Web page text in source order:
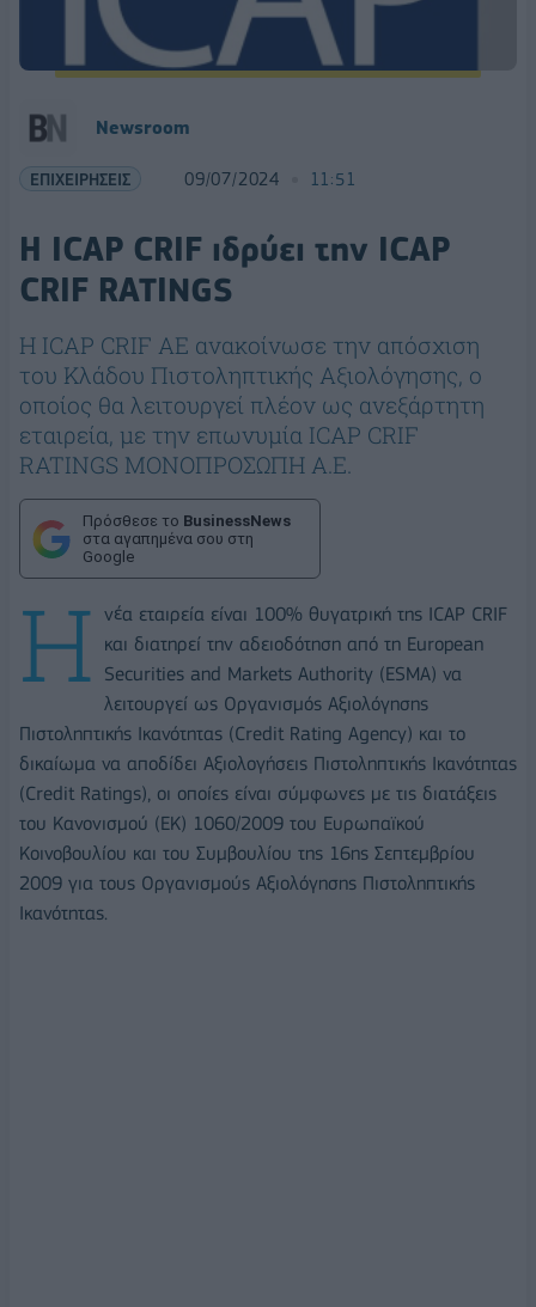
Newsroom
ΕΠΙΧΕΙΡΗΣΕΙΣ 09/07/2024 11:51
H ICAP CRIF ιδρύει την ICAP
CRIF RATINGS
Η ICAP CRIF AE ανακοίνωσε την απόσχιση
του Κλάδου Πιστοληπτικής Αξιολόγησης, ο
οποίος θα λειτουργεί πλέον ως ανεξάρτητη
εταιρεία, με την επωνυμία ICAP CRIF
RATINGS ΜΟΝΟΠΡΟΣΩΠΗ A.E.
Πρόσθεσε το BusinessNews
στα αγαπημένα σου στη
Google
Η νέα εταιρεία είναι 100% θυγατρική της ICAP CRIF
και διατηρεί την αδειοδότηση από τη European
Securities and Markets Authority (ESMA) να
λειτουργεί ως Οργανισμός Αξιολόγησης
Πιστοληπτικής Ικανότητας (Credit Rating Agency) και το
δικαίωμα να αποδίδει Αξιολογήσεις Πιστοληπτικής Ικανότητας
(Credit Ratings), οι οποίες είναι σύμφωνες με τις διατάξεις
του Κανονισμού (ΕΚ) 1060/2009 του Ευρωπαϊκού
Κοινοβουλίου και του Συμβουλίου της 16ης Σεπτεμβρίου
2009 για τους Οργανισμούς Αξιολόγησης Πιστοληπτικής
Ικανότητας.